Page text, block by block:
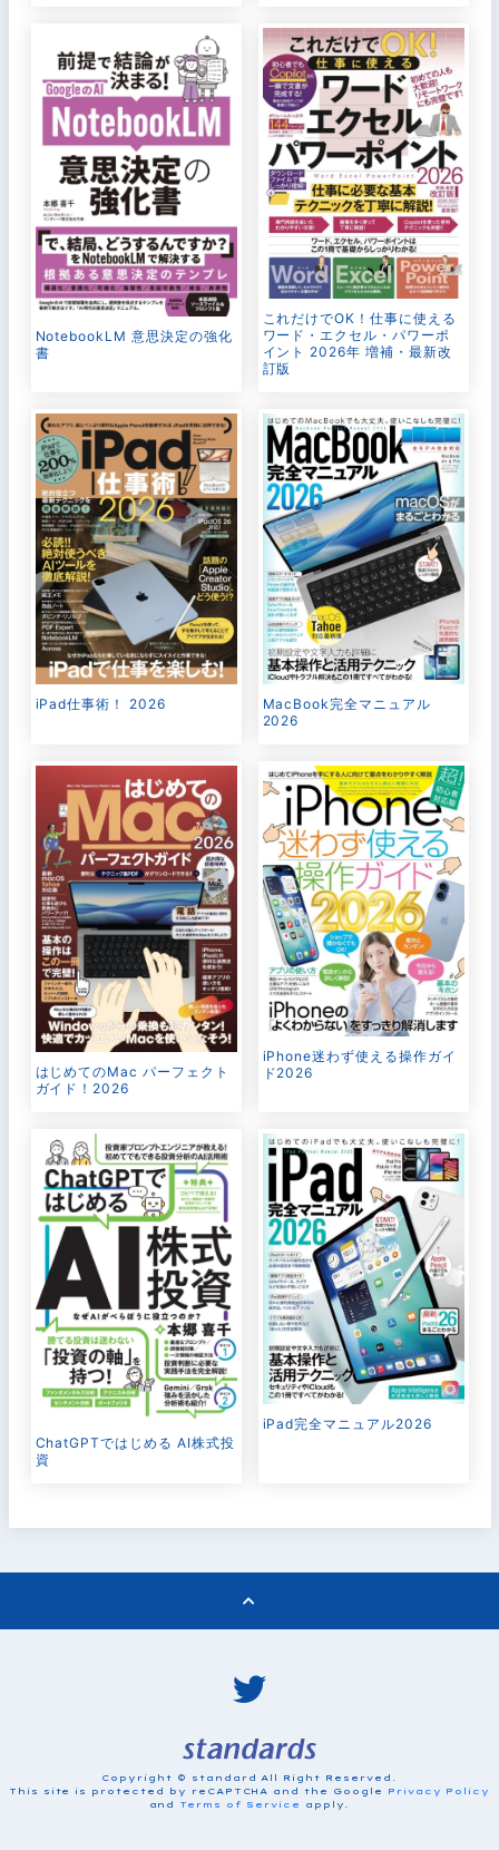
NotebookLM 意思決定の強化
書
これだけでOK！仕事に使える
ワード・エクセル・パワーポ
イント 2026年 増補・最新改
訂版
iPad仕事術！ 2026
MacBook完全マニュアル
2026
はじめてのMac パーフェクト
ガイド！2026
iPhone迷わず使える操作ガイ
ド2026
ChatGPTではじめる AI株式投
資
iPad完全マニュアル2026
Copyright © standard All Right Reserved.
This site is protected by reCAPTCHA and the Google
Privacy Policy
and Terms of Service apply.